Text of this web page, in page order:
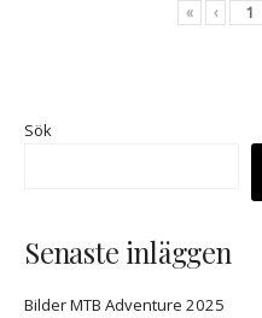
« ‹
Sök
Senaste inläggen
Bilder MTB Adventure 2025